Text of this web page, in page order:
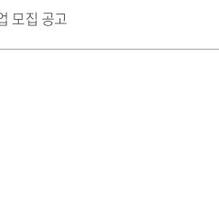
모집 공고